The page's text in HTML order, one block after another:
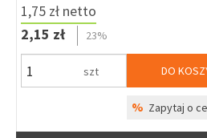
1,75 zł netto
2,15 zł
23%
szt DO
% Zapytaj o